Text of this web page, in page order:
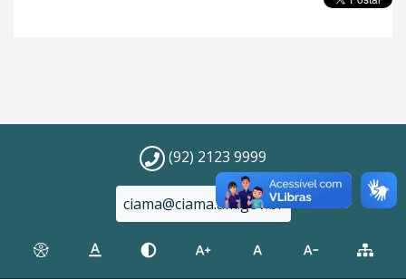
(92) 2123 9999
ciama@ciama.am.gov.br